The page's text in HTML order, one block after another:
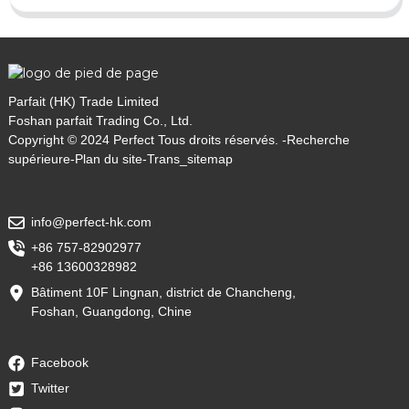
Parfait (HK) Trade Limited
Foshan parfait Trading Co., Ltd.
Copyright © 2024 Perfect Tous droits réservés. -Recherche
supérieure-Plan du site-Trans_sitemap
info@perfect-hk.com
+86 757-82902977
+86 13600328982
Bâtiment 10F Lingnan, district de Chancheng,
Foshan, Guangdong, Chine
Facebook
Twitter